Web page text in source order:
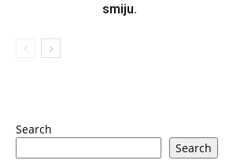
smiju.
Search
Search